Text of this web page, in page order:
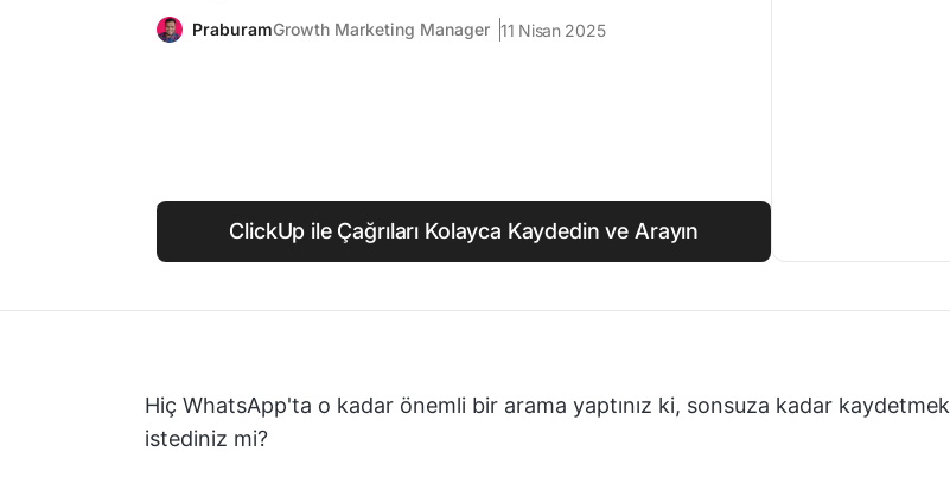
PraburamGrowth Marketing Manager 11 Nisan 2025
ClickUp ile Çağrıları Kolayca Kaydedin ve Arayın
Hiç WhatsApp'ta o kadar önemli bir arama yaptınız ki, sonsuza kadar kaydetmek
istediniz mi?